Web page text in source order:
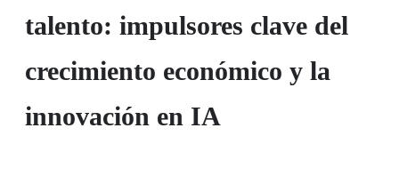
talento: impulsores clave del
crecimiento económico y la
innovación en IA